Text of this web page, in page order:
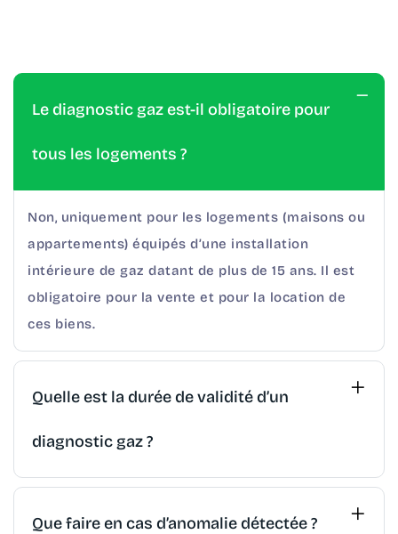
Le diagnostic gaz est-il obligatoire pour
tous les logements ?
Non, uniquement pour les logements (maisons ou
appartements) équipés d’une installation
intérieure de gaz datant de plus de 15 ans. Il est
obligatoire pour la vente et pour la location de
ces biens.
Quelle est la durée de validité d’un
diagnostic gaz ?
Que faire en cas d’anomalie détectée ?